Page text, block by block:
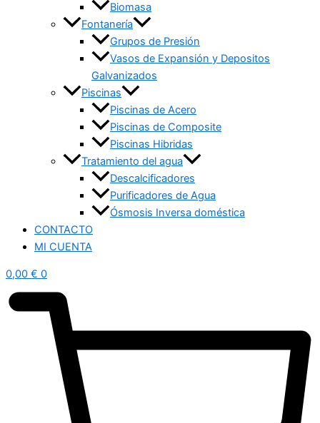
Biomasa
Fontanería
Grupos de Presión
Vasos de Expansión y Depositos
Galvanizados
Piscinas
Piscinas de Acero
Piscinas de Composite
Piscinas Hibridas
Tratamiento del agua
Descalcificadores
Purificadores de Agua
Ósmosis Inversa doméstica
CONTACTO
MI CUENTA
0,00 € 0